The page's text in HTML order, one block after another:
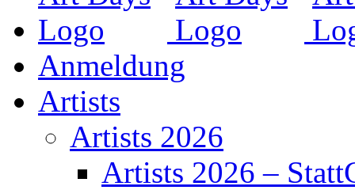
Anmeldung
Artists
Artists 2026
Artists 2026 –